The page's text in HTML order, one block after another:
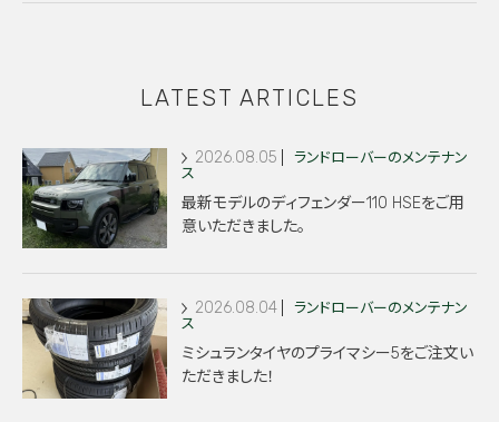
LATEST ARTICLES
2026.08.05
ランドローバーのメンテナン
ス
最新モデルのディフェンダー110 HSEをご用
意いただきました。
2026.08.04
ランドローバーのメンテナン
ス
ミシュランタイヤのプライマシー5をご注文い
ただきました！